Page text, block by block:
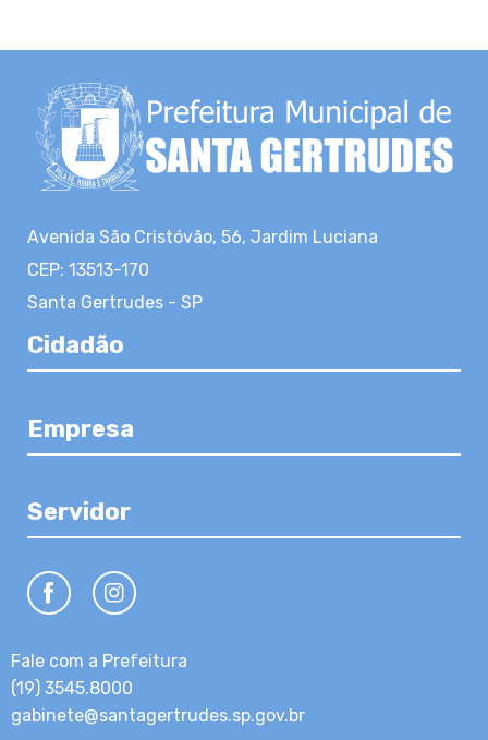
Avenida São Cristóvão, 56, Jardim Luciana
CEP: 13513-170
Santa Gertrudes - SP
Cidadão
Empresa
Servidor
Fale com a Prefeitura
(19) 3545.8000
gabinete@santagertrudes.sp.gov.br